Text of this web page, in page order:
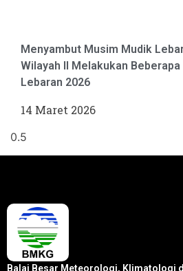
Menyambut Musim Mudik
Wilayah II Melakukan
Lebaran 2026
14 Maret 2026
Balai Besar Meteorologi, Klimatologi